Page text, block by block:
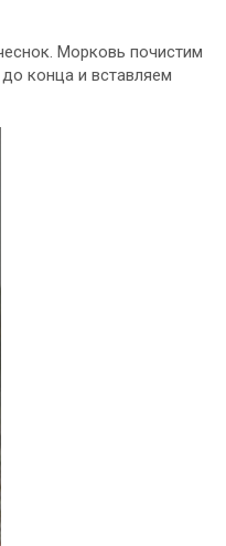
Морковь почистим
конца и вставляем